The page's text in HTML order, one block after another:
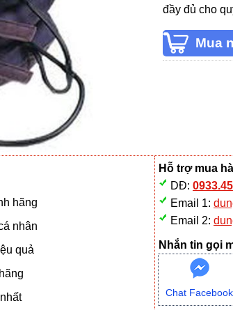
đầy đủ cho
Hỗ trợ mua
DĐ:
Email 1:
Email 2:
Nhắn tin gọi
Chat Facebook
hãng
nhân
quả